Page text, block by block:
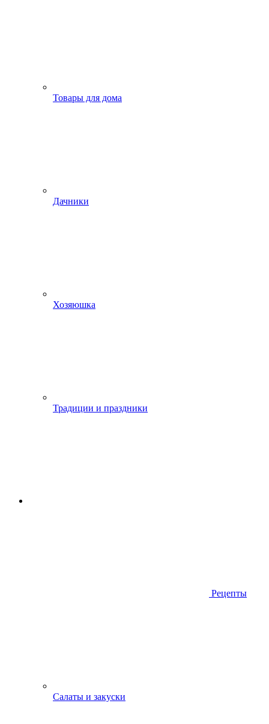
Товары для дома
Дачники
Хозяюшка
Традиции и праздники
Рецепты
Салаты и закуски